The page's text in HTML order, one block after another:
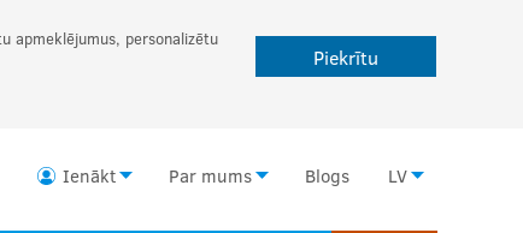
apmeklējumus, personalizētu
Piekrītu
Ienākt Par mums Blogs LV